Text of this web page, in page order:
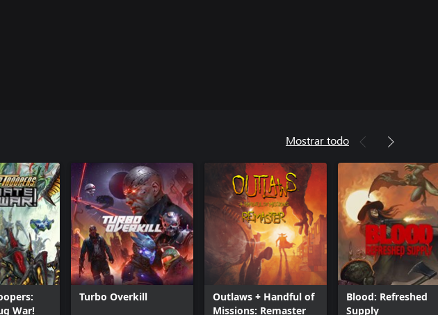
Mostrar todo
War!
Turbo Overkill
Outlaws + Handful of
Missions: Remaster
Blood: Refreshed
Supply